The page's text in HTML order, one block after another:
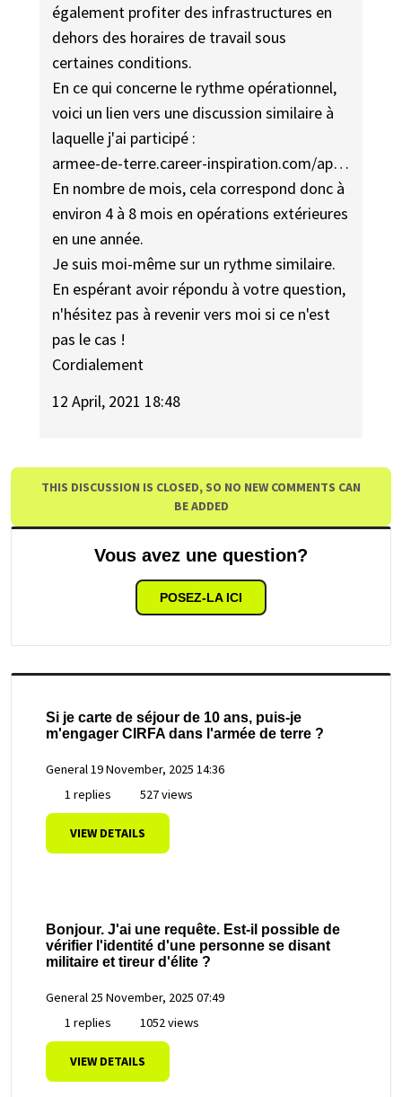
également profiter des infrastructures en
dehors des horaires de travail sous
certaines conditions.
En ce qui concerne le rythme opérationnel,
voici un lien vers une discussion similaire à
laquelle j'ai participé :
armee-de-terre.career-inspiration.com/ap…
En nombre de mois, cela correspond donc à
environ 4 à 8 mois en opérations extérieures
en une année.
Je suis moi-même sur un rythme similaire.
En espérant avoir répondu à votre question,
n'hésitez pas à revenir vers moi si ce n'est
pas le cas !
Cordialement
12 April, 2021 18:48
THIS DISCUSSION IS CLOSED, SO NO NEW COMMENTS CAN
BE ADDED
Vous avez une question?
POSEZ-LA ICI
Si je carte de séjour de 10 ans, puis-je
m'engager CIRFA dans l'armée de terre ?
General19 November, 2025 14:36
1 replies
527 views
VIEW DETAILS
Bonjour. J'ai une requête. Est-il possible de
vérifier l'identité d'une personne se disant
militaire et tireur d'élite ?
General 25 November, 2025 07:49
1 replies
1052 views
VIEW DETAILS